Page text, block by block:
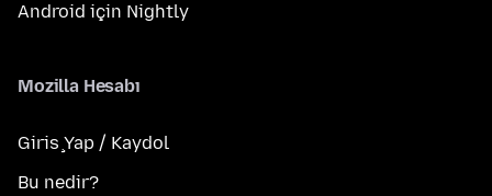
Android için Nightly
Mozilla Hesabı
Giriş Yap / Kaydol
Bu nedir?